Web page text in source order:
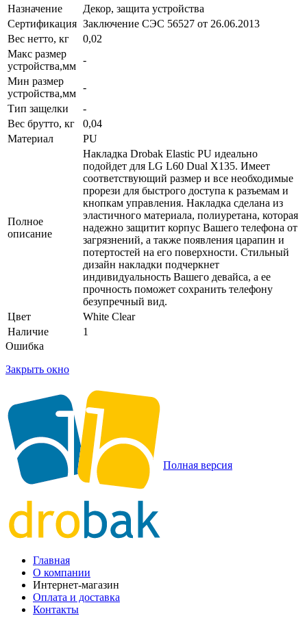
Назначение
Декор, защита устройства
Сертификация Заключение СЭС 56527 от 26.06.2013
Вес нетто, кг
0,02
Макс размер
устройства,мм
-
Мин размер
устройства,мм
-
Тип защелки
-
Вес брутто, кг
0,04
Материал
PU
Полное
описание
Накладка Drobak Elastic PU идеально
подойдет для LG L60 Dual X135. Имеет
соответствующий размер и все необходимые
прорези для быстрого доступа к разъемам и
кнопкам управления. Накладка сделана из
эластичного материала, полиуретана, которая
надежно защитит корпус Вашего телефона от
загрязнений, а также появления царапин и
потертостей на его поверхности. Стильный
дизайн накладки подчеркнет
индивидуальность Вашего девайса, а ее
прочность поможет сохранить телефону
безупречный вид.
Цвет
White Clear
Наличие
1
Ошибка
Закрыть окно
Полная версия
Главная
О компании
Интернет-магазин
Оплата и доставка
Контакты